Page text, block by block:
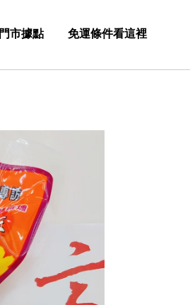
門市據點 免運條件看這裡